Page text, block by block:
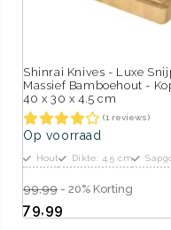
Shinrai Knives - Luxe
Massief Bamboehout -
40 x 30 x 4.5 cm
(1 reviews)
Op voorraad
Hout Dikte: 4.5 cm
99,99 - 20% Korting
79,99